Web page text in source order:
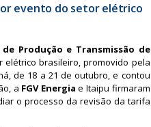
evento do setor elétrico
Produção e Transmissão de
elétrico brasileiro, promovido pela
de 18 a 21 de outubro, e contou
a FGV Energia e Itaipu firmaram
o processo da revisão da tarifa